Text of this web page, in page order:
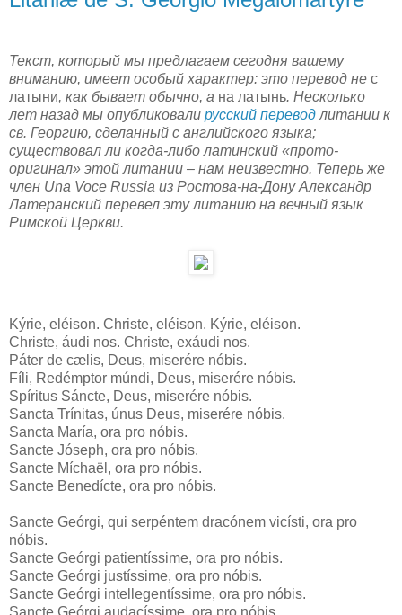
Текст, который мы предлагаем сегодня вашему
вниманию, имеет особый характер: это перевод не с
латыни, как бывает обычно, а на латынь. Несколько
лет назад мы опубликовали русский перевод литании к
св. Георгию, сделанный с английского языка;
существовал ли когда-либо латинский «прото-
оригинал» этой литании – нам неизвестно. Теперь же
член Una Voce Russia из Ростова-на-Дону Александр
Латеранский перевел эту литанию на вечный язык
Римской Церкви.
Kýrie, eléison. Christe, eléison. Kýrie, eléison.
Christe, áudi nos. Christe, exáudi nos.
Páter de cælis, Deus, miserére nóbis.
Fíli, Redémptor múndi, Deus, miserére nóbis.
Spíritus Sáncte, Deus, miserére nóbis.
Sancta Trínitas, únus Deus, miserére nóbis.
Sancta María, ora pro nóbis.
Sancte Jóseph, ora pro nóbis.
Sancte Míchaël, ora pro nóbis.
Sancte Benedícte, ora pro nóbis.
Sancte Geórgi, qui serpéntem dracónem vicísti, ora pro
nóbis.
Sancte Geórgi patientíssime, ora pro nóbis.
Sancte Geórgi justíssime, ora pro nóbis.
Sancte Geórgi intellegentíssime, ora pro nóbis.
Sancte Geórgi audacíssime, ora pro nóbis.